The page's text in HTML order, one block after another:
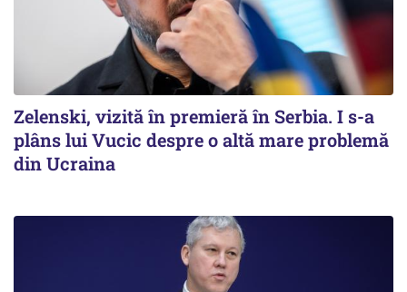
Zelenski, vizită în premieră în Serbia. I s-a
plâns lui Vucic despre o altă mare problemă
din Ucraina